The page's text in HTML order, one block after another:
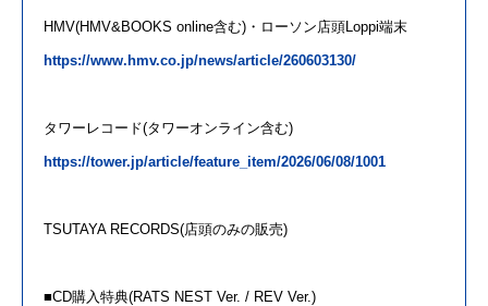
HMV(HMV&BOOKS online含む)・ローソン店頭Loppi端末
https://www.hmv.co.jp/news/article/260603130/
タワーレコード(タワーオンライン含む)
https://tower.jp/article/feature_item/2026/06/08/1001
TSUTAYA RECORDS(店頭のみの販売)
■CD購入特典(RATS NEST Ver. / REV Ver.)